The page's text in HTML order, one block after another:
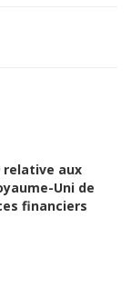
relative aux
Uni de
financiers